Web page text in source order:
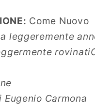
Come Nuovo
leggeremente
Eugenio Carmona